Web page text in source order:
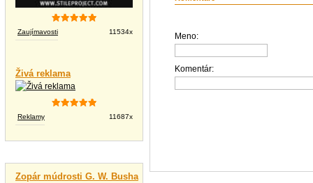
Zaujímavosti 11534x
Živá reklama
Reklamy 11687x
Zopár múdrosti G. W. Busha
Meno:
Komentár: